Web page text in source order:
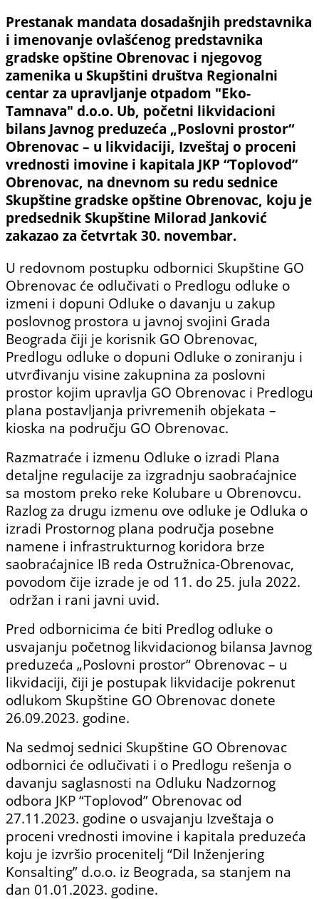
Prestanak mandata dosadašnjih predstavnika
i imenovanje ovlašćenog predstavnika
gradske opštine Obrenovac i njegovog
zamenika u Skupštini društva Regionalni
centar za upravljanje otpadom "Eko-
Tamnava" d.o.o. Ub, početni likvidacioni
bilans Javnog preduzeća „Poslovni prostor“
Obrenovac – u likvidaciji, Izveštaj o proceni
vrednosti imovine i kapitala JKP “Toplovod”
Obrenovac, na dnevnom su redu sednice
Skupštine gradske opštine Obrenovac, koju je
predsednik Skupštine Milorad Janković
zakazao za četvrtak 30. novembar.
U redovnom postupku odbornici Skupštine GO
Obrenovac će odlučivati o Predlogu odluke o
izmeni i dopuni Odluke o davanju u zakup
poslovnog prostora u javnoj svojini Grada
Beograda čiji je korisnik GO Obrenovac,
Predlogu odluke o dopuni Odluke o zoniranju i
utvrđivanju visine zakupnina za poslovni
prostor kojim upravlja GO Obrenovac i Predlogu
plana postavljanja privremenih objekata –
kioska na području GO Obrenovac.
Razmatraće i izmenu Odluke o izradi Plana
detaljne regulacije za izgradnju saobraćajnice
sa mostom preko reke Kolubare u Obrenovcu.
Razlog za drugu izmenu ove odluke je Odluka o
izradi Prostornog plana područja posebne
namene i infrastrukturnog koridora brze
saobraćajnice IB reda Ostružnica-Obrenovac,
povodom čije izrade je od 11. do 25. jula 2022.
održan i rani javni uvid.
Pred odbornicima će biti Predlog odluke o
usvajanju početnog likvidacionog bilansa Javnog
preduzeća „Poslovni prostor“ Obrenovac – u
likvidaciji, čiji je postupak likvidacije pokrenut
odlukom Skupštine GO Obrenovac donete
26.09.2023. godine.
Na sedmoj sednici Skupštine GO Obrenovac
odbornici će odlučivati i o Predlogu rešenja o
davanju saglasnosti na Odluku Nadzornog
odbora JKP “Toplovod” Obrenovac od
27.11.2023. godine o usvajanju Izveštaja o
proceni vrednosti imovine i kapitala preduzeća
koju je izvršio procenitelj “Dil Inženjering
Konsalting” d.o.o. iz Beograda, sa stanjem na
dan 01.01.2023. godine.